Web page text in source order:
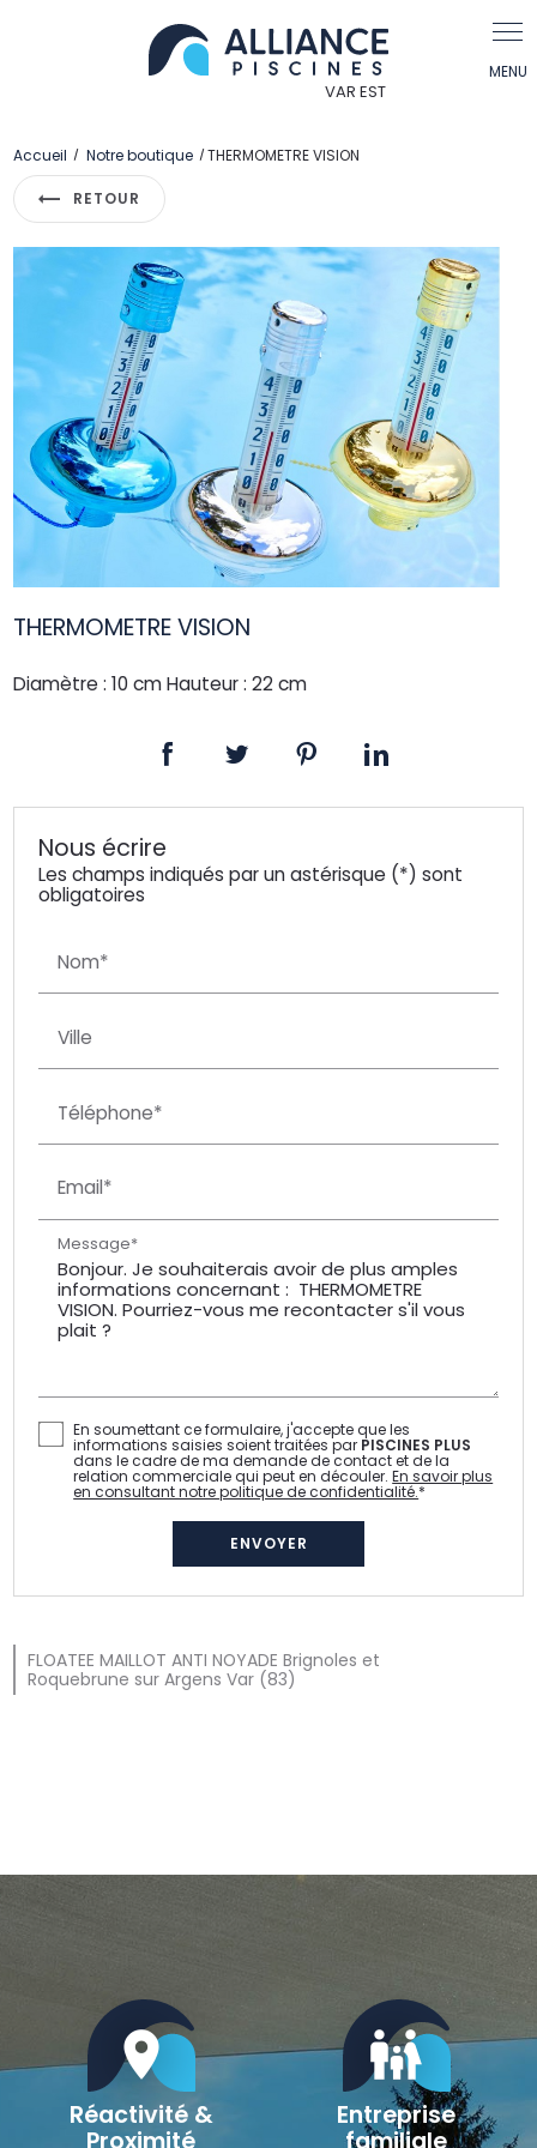
Accueil Notre boutique THERMOMETRE VISION
RETOUR
THERMOMETRE VISION
Diamètre : 10 cm Hauteur : 22 cm
Nous écrire
Les champs indiqués par un astérisque (*) sont
obligatoires
Nom*
Ville
Téléphone*
Email*
Message*
En soumettant ce formulaire, j'accepte que les
informations saisies soient traitées par PISCINES PLUS
dans le cadre de ma demande de contact et de la
relation commerciale qui peut en découler.En savoir plus
en consultant notre politique de confidentialité.*
FLOATEE MAILLOT ANTI NOYADE Brignoles et
Roquebrune sur Argens Var (83)
location_on
Réactivité &
Proximité
family_restroom
Entreprise
familiale